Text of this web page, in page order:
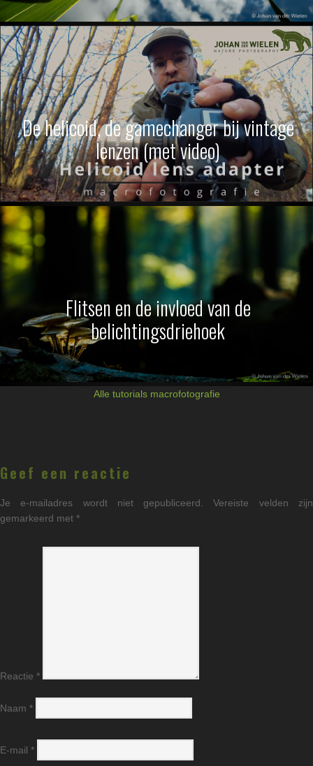
De helicoid, de gamechanger bij vintage
lenzen (met video)
Flitsen en de invloed van de
belichtingsdriehoek
Alle tutorials macrofotografie
Geef een reactie
Je e-mailadres wordt niet gepubliceerd.
Vereiste velden zijn
gemarkeerd met *
Reactie *
Naam *
E-mail *